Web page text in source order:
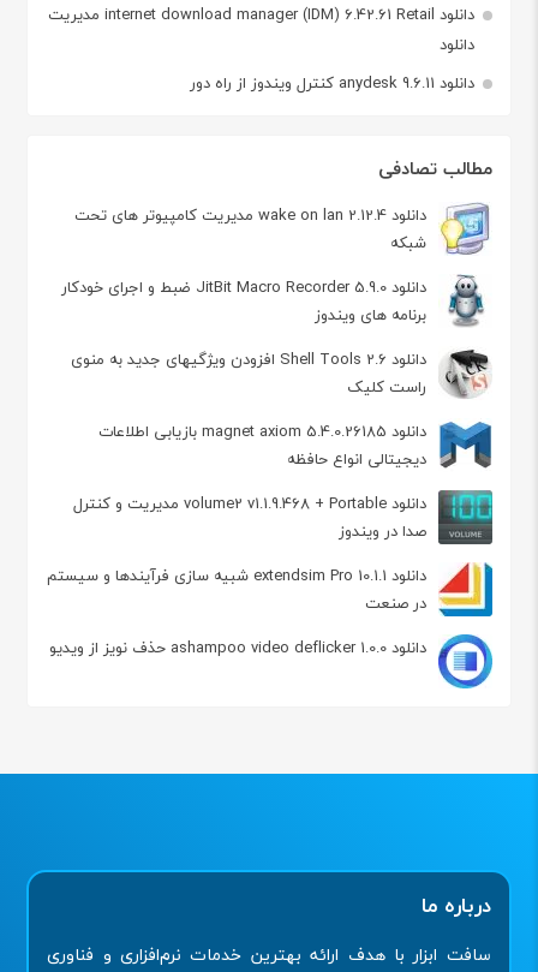
دانلود internet download manager (IDM) 6.42.61 Retail مدیریت
دانلود
دانلود anydesk 9.6.11 کنترل ویندوز از راه دور
مطالب تصادفی
دانلود wake on lan 2.12.4 مدیریت کامپیوتر های تحت
شبکه
دانلود JitBit Macro Recorder 5.9.0 ضبط و اجرای خودکار
برنامه های ویندوز
دانلود Shell Tools 2.6 افزودن ویژگیهای جدید به منوی
راست کلیک
دانلود magnet axiom 5.4.0.26185 بازیابی اطلاعات
دیجیتالی انواع حافظه‌
دانلود volume2 v1.1.9.468 + Portable مدیریت و کنترل
صدا در ویندوز
دانلود extendsim Pro 10.1.1 شبیه سازی فرآیندها و سیستم
در صنعت
دانلود ashampoo video deflicker 1.0.0 حذف نویز از ویدیو
درباره ما
سافت ابزار با هدف ارائه بهترین خدمات نرم‌افزاری و فناوری